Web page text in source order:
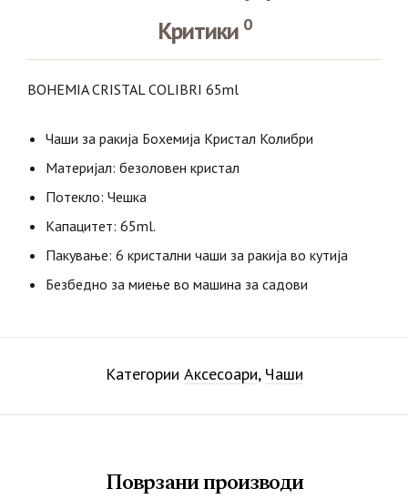
Критики 0
BOHEMIA CRISTAL COLIBRI 65ml
Чаши за ракија Бохемија Кристал Колибри
Материјал: безоловен кристал
Потекло: Чешка
Капацитет: 65ml.
Пакување: 6 кристални чаши за ракија во кутија
Безбедно за миење во машина за садови
Категории Аксесоари, Чаши
Поврзани производи